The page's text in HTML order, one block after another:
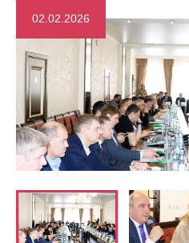
02.02.2026